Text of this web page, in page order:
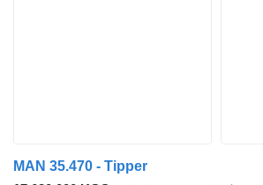
MAN 35.470 - Tipper